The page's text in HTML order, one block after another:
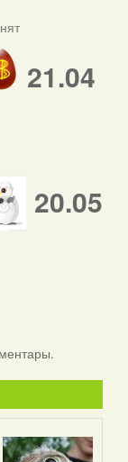
21.04
20.05